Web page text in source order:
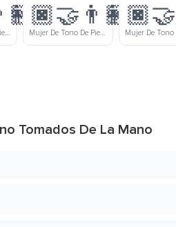
Mujer De Tono De Piel Moreno Y Hombre De Tono De Piel Claro Tomados De La Mano
👩🏿‍🤝‍👨🏼
Mujer De Tono De Piel Moreno Y Hombre De Tono De Piel Claro Medio Tomados De La Mano
Tomados De La Mano